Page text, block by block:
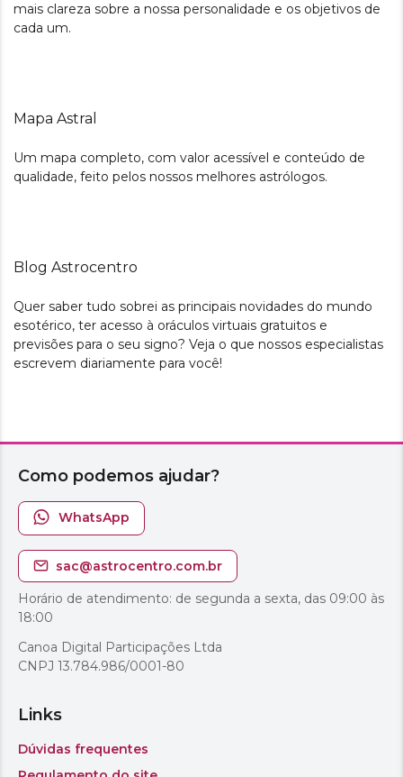
mais clareza sobre a nossa personalidade e os objetivos de
cada um.
Mapa Astral
Um mapa completo, com valor acessível e conteúdo de
qualidade, feito pelos nossos melhores astrólogos.
Blog Astrocentro
Quer saber tudo sobrei as principais novidades do mundo
esotérico, ter acesso à oráculos virtuais gratuitos e
previsões para o seu signo? Veja o que nossos especialistas
escrevem diariamente para você!